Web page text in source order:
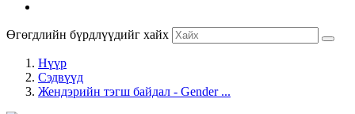
Өгөгдлийн бүрдлүүдийг хайх
Нүүр
Сэдвүүд
Жендэрийн тэгш байдал - Gender ...